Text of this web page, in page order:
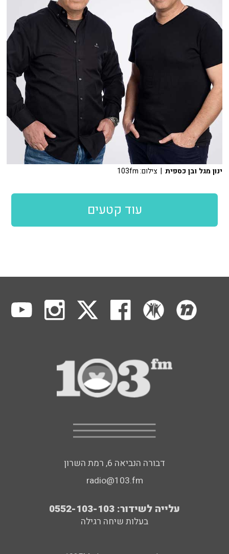
ינון מגל ובן כספית | צילום: 103fm
עוד קטעים
דבורה הנביאה 6, רמת השרון
radio@103.fm
עלייה לשידור: 0552-103-103
בעלות שיחה רגילה